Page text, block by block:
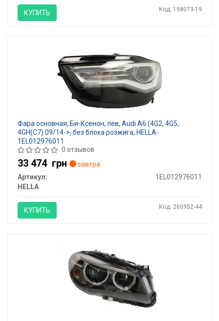
КУПИТЬ Код: 158073-19
Фара основная, Би-Ксенон, лев, Audi A6 (4G2, 4G5,
4GH(C7) 09/14->, без блока розжига, HELLA-
1EL012976011
0 отзывов
33 474 грн
завтра
Артикул:
1EL012976011
HELLA
КУПИТЬ Код: 260952-44